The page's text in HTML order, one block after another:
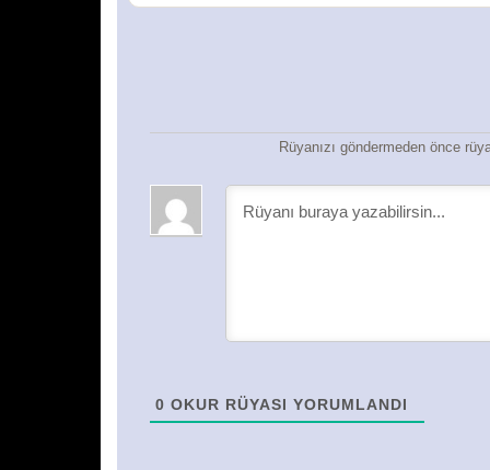
Rüyanızı göndermeden önce
0 OKUR RÜYASI YORUMLANDI